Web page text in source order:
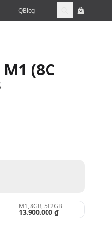
QBlog
(8C
M1, 8GB, 512GB
13.900.000 ₫